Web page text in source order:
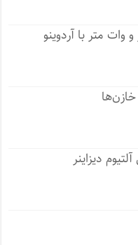
وات متر با آردوینو
دیزاینر